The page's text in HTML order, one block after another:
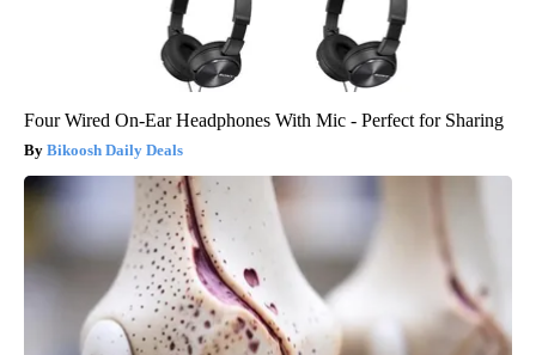
Four Wired On-Ear Headphones With Mic - Perfect for Sharing
Bikoosh Daily Deals